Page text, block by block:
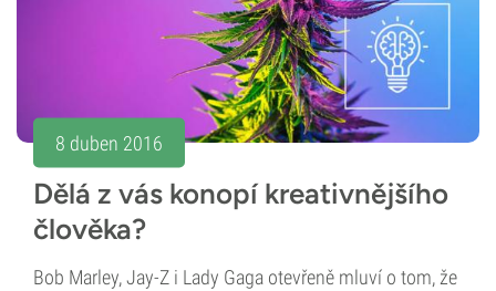
8 duben 2016
Dělá z vás konopí kreativnějšího
člověka?
Bob Marley, Jay-Z i Lady Gaga otevřeně mluví o tom, že